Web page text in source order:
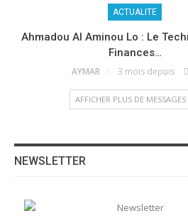
ACTUALITE
Ahmadou Al Aminou Lo : Le
Finances…
AYMAR 3 mois depuis
AFFICHER PLUS DE MESSAGES
NEWSLETTER